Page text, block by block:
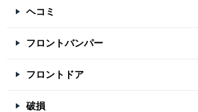
ヘコミ
フロントバンパー
フロントドア
破損